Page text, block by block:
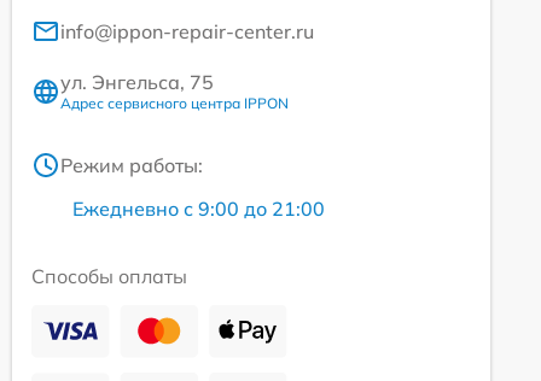
info@ippon-repair-center.ru
ул. Энгельса, 75
Адрес сервисного центра IPPON
Режим работы:
Ежедневно с 9:00 до 21:00
Способы оплаты